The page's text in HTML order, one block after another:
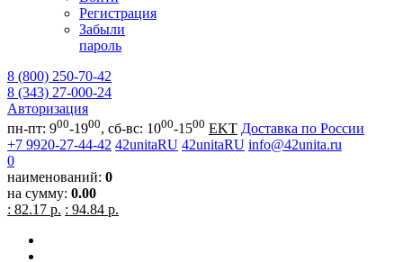
Регистрация
Забыли
пароль
8 (800) 250-70-42
8 (343) 27-000-24
Авторизация
пн-пт: 900-1900, сб-вс: 1000-1500 EKT Доставка по России
+7 9920-27-44-42 42unitaRU 42unitaRU info@42unita.ru
0
наименований: 0
на сумму: 0.00
: 82.17 р. : 94.84 р.